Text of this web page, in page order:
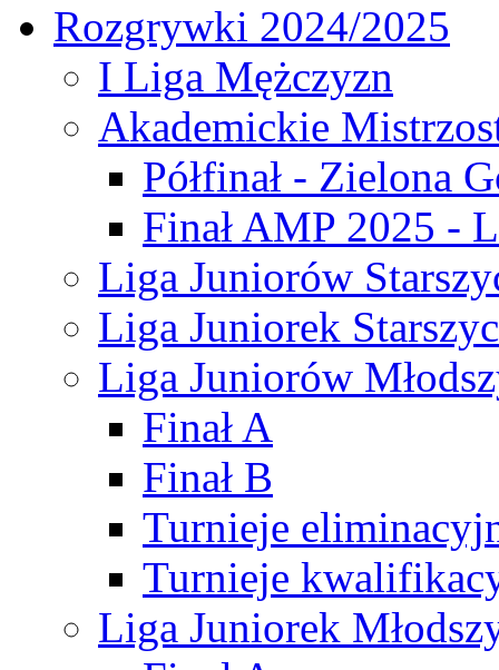
Rozgrywki 2024/2025
I Liga Mężczyzn
Akademickie
Półfinał - Zielona
Finał AMP 2025 -
Liga Juniorów
Liga Juniorek
Liga Juniorów
Finał A
Finał B
Turnieje
Turnieje
Liga Juniorek